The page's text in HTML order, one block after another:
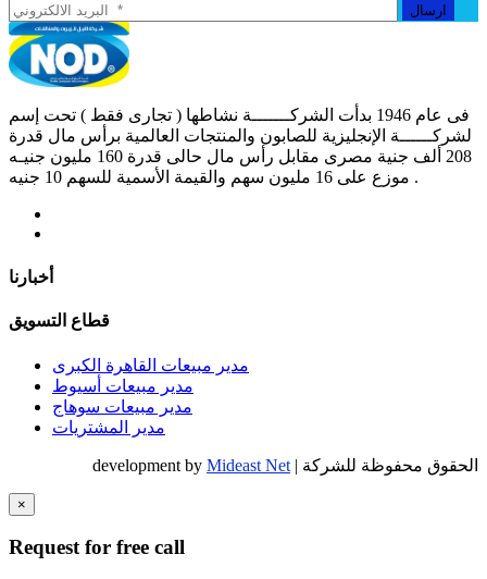
ارسال
فى عام 1946 بدأت الشركـــــــة نشاطها ( تجارى فقط ) تحت إسم
لشركــــــة الإنجليزية للصابون والمنتجات العالمية برأس مال قدرة
208 ألف جنية مصرى مقابل رأس مال حالى قدرة 160 مليون جنيـه
موزع على 16 مليون سهم والقيمة الأسمية للسهم 10 جنيه .
أخبارنا
قطاع التسويق
مدير مبيعات القاهرة الكبرى
مدير مبيعات أسيوط
مدير مبيعات سوهاج
مدير المشتريات
الحقوق محفوظة للشركة | development by Mideast Net
×
Request for free call